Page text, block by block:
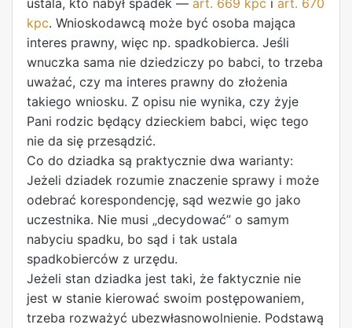
kpc. Wnioskodawcą może być osoba mająca
interes prawny, więc np. spadkobierca. Jeśli
wnuczka sama nie dziedziczy po babci, to trzeba
uważać, czy ma interes prawny do złożenia
takiego wniosku. Z opisu nie wynika, czy żyje
Pani rodzic będący dzieckiem babci, więc tego
nie da się przesądzić.
Co do dziadka są praktycznie dwa warianty:
Jeżeli dziadek rozumie znaczenie sprawy i może
odebrać korespondencję, sąd wezwie go jako
uczestnika. Nie musi „decydować” o samym
nabyciu spadku, bo sąd i tak ustala
spadkobierców z urzędu.
Jeżeli stan dziadka jest taki, że faktycznie nie
jest w stanie kierować swoim postępowaniem,
trzeba rozważyć ubezwłasnowolnienie. Podstawą